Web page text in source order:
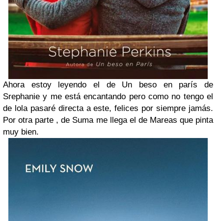
Ahora estoy leyendo el de Un beso en parís de
Srephanie y me está encantando pero como no tengo el
de lola pasaré directa a este, felices por siempre jamás.
Por otra parte , de Suma me llega el de Mareas que pinta
muy bien.